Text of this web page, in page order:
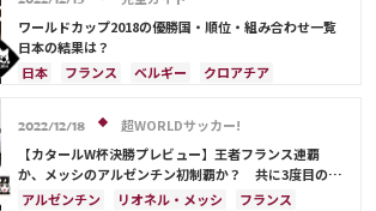
ドイツ
スペイン
ブラジル
キリアン・ムバッペ
ポルトガル
セネガル 韓国
リオネル・メッシ
アントワーヌ・グリーズマン
ハリー・ケイン
フィル・フォーデン
ワールドカップ2018の優勝国・順位・組み合わせ一覧
日本の結果は？
日本
フランス ベルギー
クロアチア
アルゼンチン
ドイツ
ウルグアイ
オーストラリア
サウジアラビア
デンマーク
スペイン
メキシコ スイス
ポルトガル
イラン
セルビア モロッコ 韓国
コスタリカ
2022/12/18
超WORLDサッカー!
【カタールW杯決勝プレビュー】王者フランス連覇
か、メッシのアルゼンチン初制覇か？ 共に3度目の戴
冠狙う本命同士の対戦
アルゼンチン リオネル・メッシ
フランス